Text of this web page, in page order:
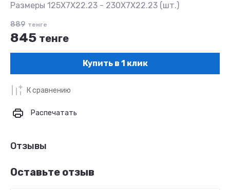
Размеры 125X7X22.23 - 230X7X22.23 (шт.)
889 тенге
845 тенге
Купить в 1 клик
К сравнению
Распечатать
Отзывы
Оставьте отзыв